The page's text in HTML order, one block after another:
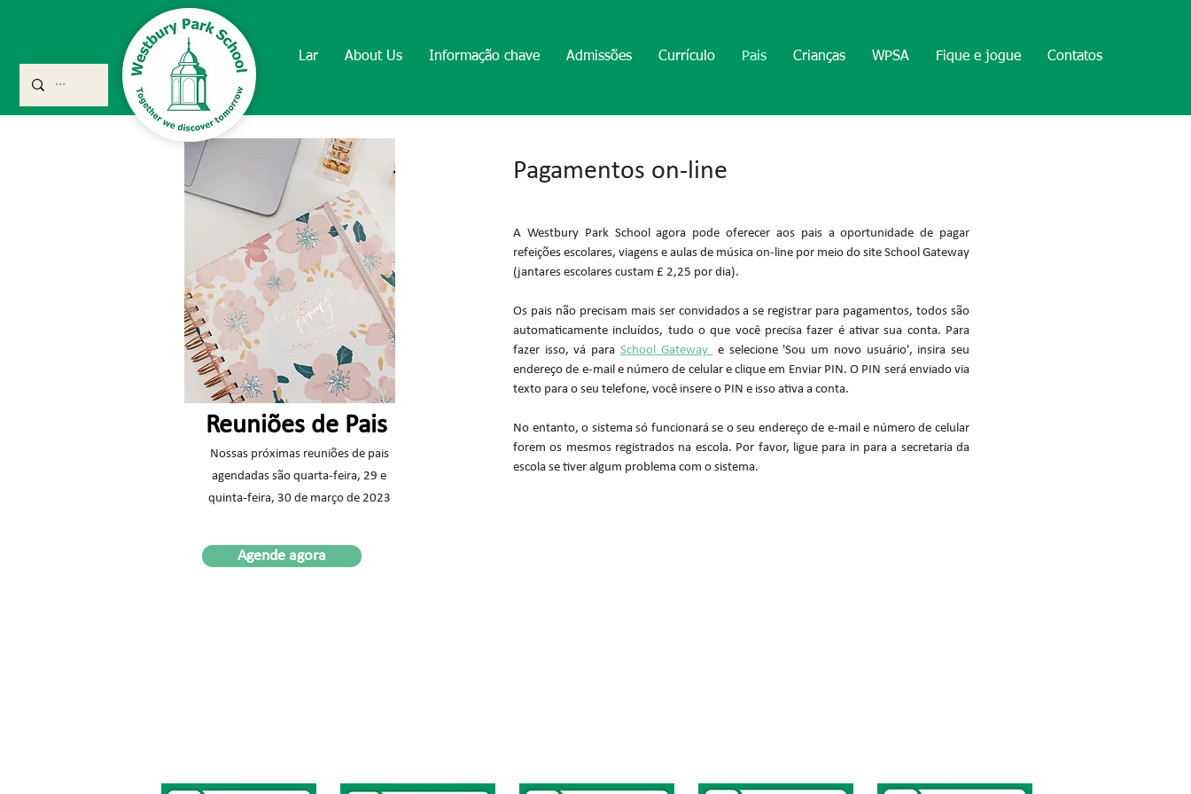
Lar About Us Informação chave Admissões Currículo Pais Crianças WPSA Fique e jogue Contatos
Reuniões de Pais
Nossas próximas reuniões de pais
agendadas são quarta-feira, 29 e
quinta-feira, 30 de março de 2023
Agende agora
Pagamentos on-line
A Westbury Park School agora pode oferecer aos pais a oportunidade de pagar
refeições escolares, viagens e aulas de música on-line por meio do site School Gateway
(jantares escolares custam £ 2,25 por dia).
Os pais não precisam mais ser convidados a se registrar para pagamentos, todos são
automaticamente incluídos, tudo o que você precisa fazer é ativar sua conta. Para
fazer isso, vá para School Gateway
e selecione 'Sou um novo usuário', insira seu
endereço de e-mail e número de celular e clique em Enviar PIN. O PIN será enviado via
texto para o seu telefone, você insere o PIN e isso ativa a conta.
No entanto, o sistema só funcionará se o seu endereço de e-mail e número de celular
forem os mesmos registrados na escola. Por favor, ligue para in para a secretaria da
escola se tiver algum problema com o sistema.